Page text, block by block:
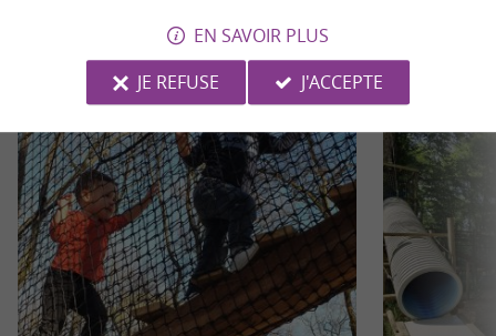
EN SAVOIR PLUS
JE REFUSE
J'ACCEPTE